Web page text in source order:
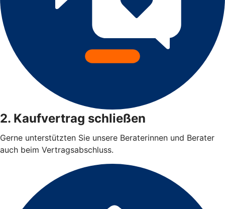
2. Kaufvertrag schließen
Gerne unterstützten Sie unsere Beraterinnen und Berater
auch beim Vertragsabschluss.